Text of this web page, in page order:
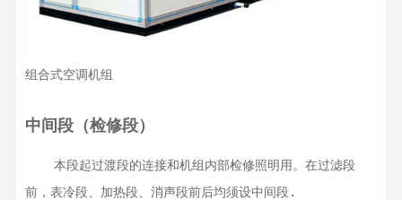
组合式空调机组
中间段（检修段）
前，表冷段、加热段、消声段前后均须设中间段.